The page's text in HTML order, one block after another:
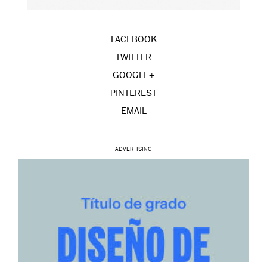
FACEBOOK
TWITTER
GOOGLE+
PINTEREST
EMAIL
ADVERTISING